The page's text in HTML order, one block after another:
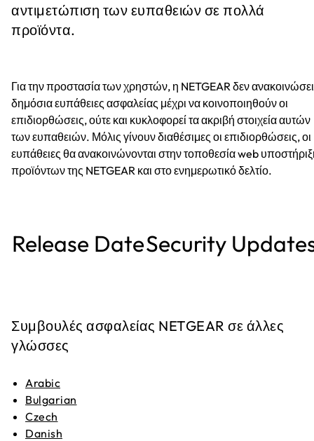
αντιμετώπιση των ευπαθειών σε πολλά
προϊόντα.
Για την προστασία των χρηστών, η NETGEAR δεν ανακοινώσει
δημόσια ευπάθειες ασφαλείας μέχρι να κοινοποιηθούν οι
επιδιορθώσεις, ούτε και κυκλοφορεί τα ακριβή στοιχεία αυτών
των ευπαθειών. Μόλις γίνουν διαθέσιμες οι επιδιορθώσεις, οι
ευπάθειες θα ανακοινώνονται στην τοποθεσία web
προϊόντων της NETGEAR και στο ενημερωτικό δελτίο.
Release DateSecurity
Συμβουλές ασφαλείας NETGEAR σε άλλες
γλώσσες
Arabic
Bulgarian
Czech
Danish